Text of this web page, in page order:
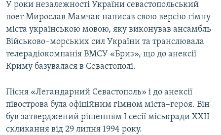
У роки незалежності України севастопольський
поет Мирослав Мамчак написав свою версію гімну
міста українською мовою, яку виконував ансамбль
Військово–морських сил України та транслювала
телерадіокомпанія ВМСУ «Бриз», що до анексії
Криму базувалася в Севастополі.
Пісня «Легандарний Севастополь» і до анексії
півострова була офіційним гімном міста–героя. Він
був затверджений рішенням I сесії міськради XXII
скликання від 29 липня 1994 року.